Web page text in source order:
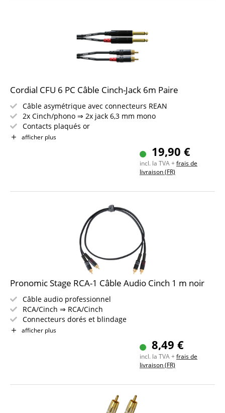
Cordial CFU 6 PC Câble Cinch-Jack 6m Paire
Câble asymétrique avec connecteurs REAN
2x Cinch/phono ⇒ 2x jack 6,3 mm mono
Contacts plaqués or
Longueur : 6 m
afficher plus
19,90 €
incl. la TVA +frais de
livraison (FR)
Pronomic Stage RCA-1 Câble Audio Cinch 1 m noir
Câble audio professionnel
RCA/Cinch ⇒ RCA/Cinch
Connecteurs dorés et blindage
Décharge de traction à pince et gaine anti-flexion en
afficher plus
8,49 €
incl. la TVA +frais de
livraison (FR)